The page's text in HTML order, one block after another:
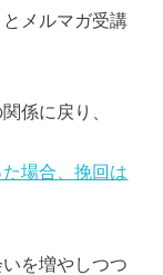
メルマガ受講
係に戻り、
場合、挽回は
を増やしつつ